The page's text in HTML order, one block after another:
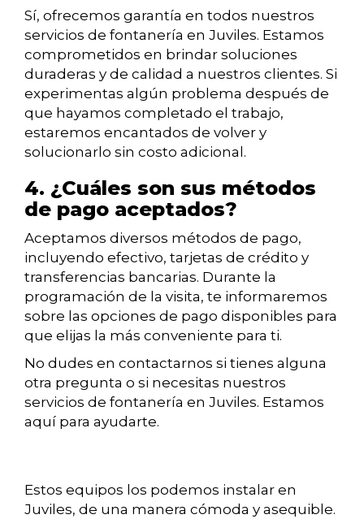
Sí, ofrecemos garantía en todos nuestros
servicios de fontanería en Juviles. Estamos
comprometidos en brindar soluciones
duraderas y de calidad a nuestros clientes. Si
experimentas algún problema después de
que hayamos completado el trabajo,
estaremos encantados de volver y
solucionarlo sin costo adicional.
4. ¿Cuáles son sus métodos
de pago aceptados?
Aceptamos diversos métodos de pago,
incluyendo efectivo, tarjetas de crédito y
transferencias bancarias. Durante la
programación de la visita, te informaremos
sobre las opciones de pago disponibles para
que elijas la más conveniente para ti.
No dudes en contactarnos si tienes alguna
otra pregunta o si necesitas nuestros
servicios de fontanería en Juviles. Estamos
aquí para ayudarte.
Estos equipos los podemos instalar en
Juviles, de una manera cómoda y asequible.